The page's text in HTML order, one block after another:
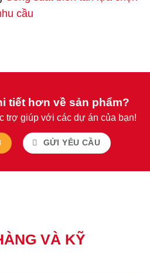
cầu
tiết hơn về sản phẩm?
trợ giúp với các dự án của bạn!
GỬI YÊU CẦU
VÀ KỸ